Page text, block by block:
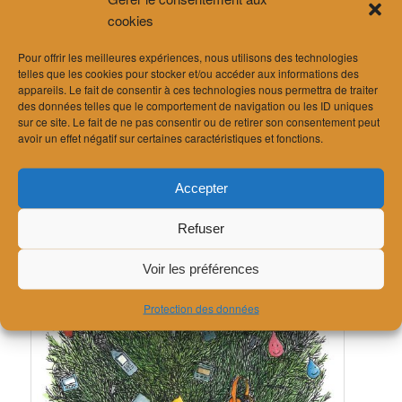
cookies
Pour offrir les meilleures expériences, nous utilisons des technologies
telles que les cookies pour stocker et/ou accéder aux informations des
appareils. Le fait de consentir à ces technologies nous permettra de traiter
des données telles que le comportement de navigation ou les ID uniques
sur ce site. Le fait de ne pas consentir ou de retirer son consentement peut
avoir un effet négatif sur certaines caractéristiques et fonctions.
Accepter
Refuser
Voir les préférences
Protection des données